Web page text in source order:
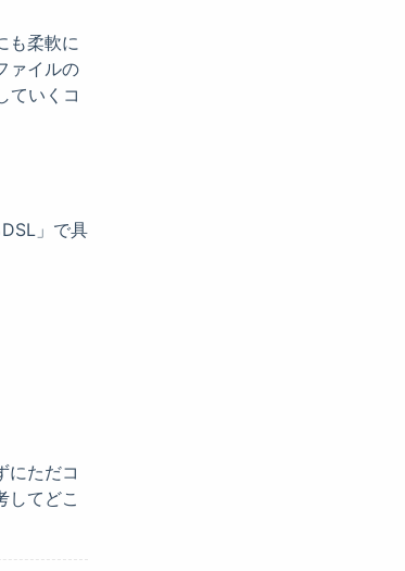
も柔軟に
ァイルの
ていくコ
」で具
にただコ
してどこ